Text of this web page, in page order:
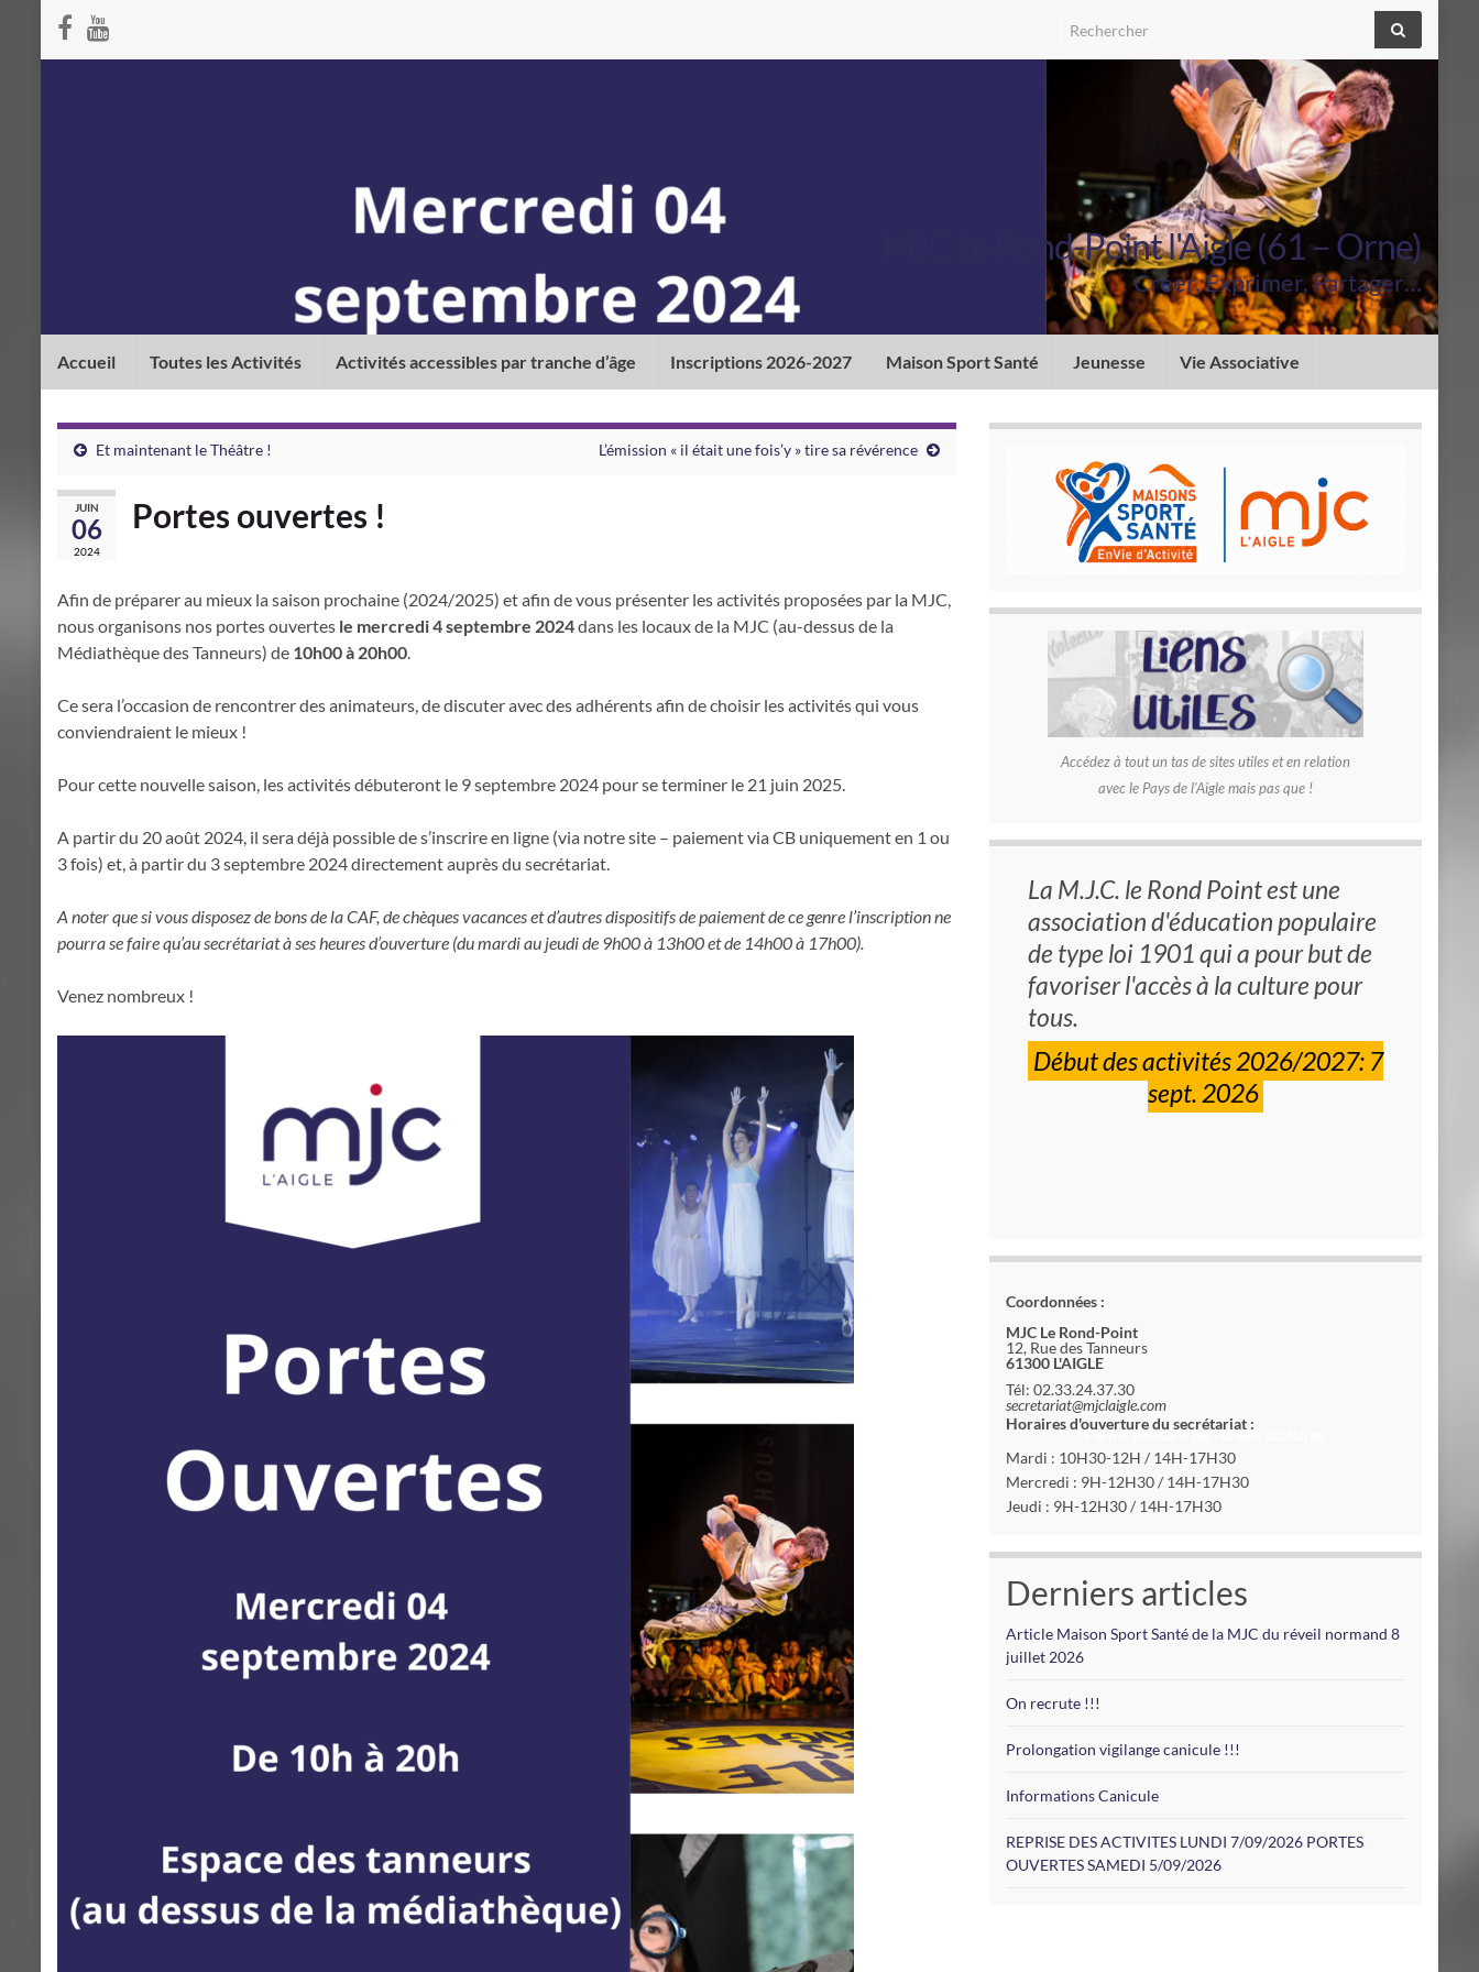
Search for:
MJC Le Rond-Point l'Aigle (61 – Orne)
Créer, Exprimer, Partager…
Accueil Toutes les Activités Activités accessibles par tranche d’âge Inscriptions 2026-2027 Maison Sport Santé Jeunesse Vie Associative
Et maintenant le Théâtre ! L’émission « il était une fois’y » tire sa révérence
JUIN
06
2024
Portes ouvertes !
Afin de préparer au mieux la saison prochaine (2024/2025) et afin de vous présenter les activités proposées par la MJC,
nous organisons nos portes ouvertes le mercredi 4 septembre 2024dans les locaux de la MJC (au-dessus de la
Médiathèque des Tanneurs) de 10h00 à 20h00.
Ce sera l’occasion de rencontrer des animateurs, de discuter avec des adhérents afin de choisir les activités qui vous
conviendraient le mieux !
Pour cette nouvelle saison, les activités débuteront le 9 septembre 2024 pour se terminer le 21 juin 2025.
A partir du 20 août 2024, il sera déjà possible de s’inscrire en ligne (via notre site – paiement via CB uniquement en 1 ou
3 fois) et, à partir du 3 septembre 2024 directement auprès du secrétariat.
A noter que si vous disposez de bons de la CAF, de chèques vacances et d’autres dispositifs de paiement de ce genre l’inscription ne
pourra se faire qu’au secrétariat à ses heures d’ouverture (du mardi au jeudi de 9h00 à 13h00 et de 14h00 à 17h00).
Venez nombreux !
Accédez à tout un tas de sites utiles et en relation
avec le Pays de l'Aigle mais pas que !
La M.J.C. le Rond Point est une
association d'éducation populaire
de type loi 1901 qui a pour but de
favoriser l'accès à la culture pour
tous.
Début des activités 2026/2027: 7
sept. 2026
Coordonnées :
MJC Le Rond-Point
12, Rue des Tanneurs
61300 L'AIGLE
Tél: 02.33.24.37.30
secretariat@mjclaigle.com
Horaires d'ouverture du secrétariat :
Fermé pendant les congés scolaires
Mardi : 10H30-12H / 14H-17H30
Mercredi : 9H-12H30 / 14H-17H30
Jeudi : 9H-12H30 / 14H-17H30
Derniers articles
Article Maison Sport Santé de la MJC du réveil normand 8
juillet 2026
On recrute !!!
Prolongation vigilange canicule !!!
Informations Canicule
REPRISE DES ACTIVITES LUNDI 7/09/2026 PORTES
OUVERTES SAMEDI 5/09/2026